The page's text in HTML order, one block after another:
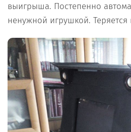
выигрыша. Постепенно
ненужной игрушкой. Теряется